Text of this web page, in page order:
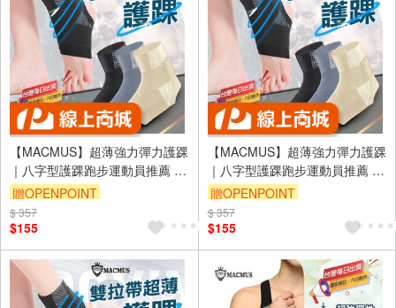
【MACMUS】超薄強力彈力護踝
｜八字型護踝跑步運動員推薦 防
滑顆粒彈力護踝 專業運動護具高
效護踝 高效彈力帶支撐護踝(裸
包出貨)
贈OPENPOINT
$ 357
$155
【MACMUS】超薄強力彈力護踝
｜八字型護踝跑步運動員推薦 防
滑顆粒彈力護踝 專業運動護具高
效護踝 高效彈力帶支撐護踝(裸
包出貨)
贈OPENPOINT
$ 357
$155